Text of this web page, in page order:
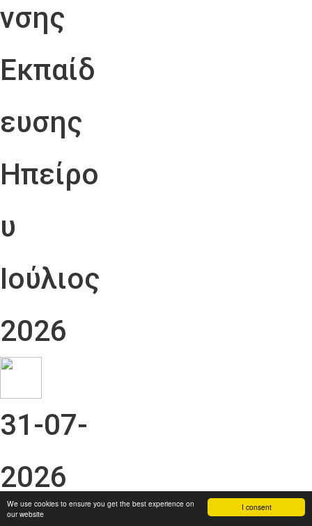
I consent
We use cookies to ensure you get the best experience on
our website
νσης
Εκπαίδ
ευσης
Ηπείρο
υ
Ιούλιος
2026
31-07-
2026